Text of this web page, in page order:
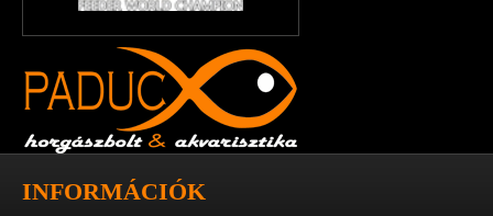
INFORMÁCIÓK